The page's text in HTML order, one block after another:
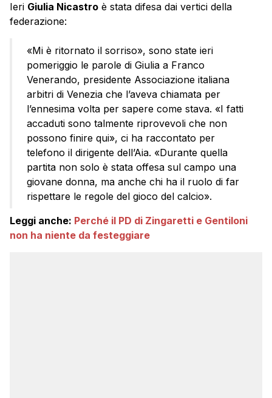
Ieri Giulia Nicastro è stata difesa dai vertici della
federazione:
«Mi è ritornato il sorriso», sono state ieri
pomeriggio le parole di Giulia a Franco
Venerando, presidente Associazione italiana
arbitri di Venezia che l’aveva chiamata per
l’ennesima volta per sapere come stava. «I fatti
accaduti sono talmente riprovevoli che non
possono finire qui», ci ha raccontato per
telefono il dirigente dell’Aia. «Durante quella
partita non solo è stata offesa sul campo una
giovane donna, ma anche chi ha il ruolo di far
rispettare le regole del gioco del calcio».
Leggi anche: Perché il PD di Zingaretti e Gentiloni
non ha niente da festeggiare